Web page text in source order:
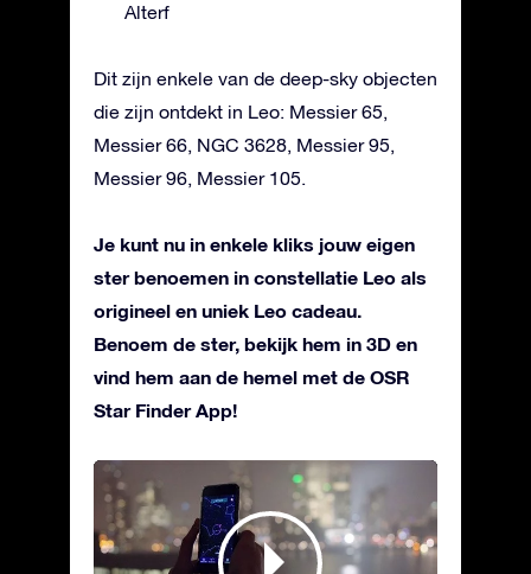
Alterf
Dit zijn enkele van de deep-sky objecten
die zijn ontdekt in Leo: Messier 65,
Messier 66, NGC 3628, Messier 95,
Messier 96, Messier 105.
Je kunt nu in enkele kliks jouw eigen
ster benoemen in constellatie Leo als
origineel en uniek Leo cadeau.
Benoem de ster, bekijk hem in 3D en
vind hem aan de hemel met de OSR
Star Finder App!